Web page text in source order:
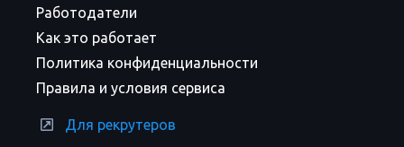
Работодатели
Как это работает
Политика конфиденциальности
Правила и условия сервиса
Для рекрутеров